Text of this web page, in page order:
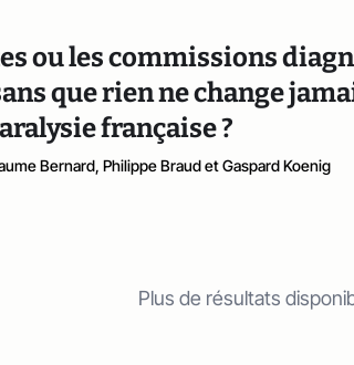
ou les commissions
que rien ne change
française ?
Bernard, Philippe Braud et Gaspard Koenig
Plus de résultats